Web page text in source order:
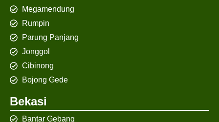
Megamendung
Rumpin
Parung Panjang
Jonggol
Cibinong
Bojong Gede
Bekasi
Bantar Gebang